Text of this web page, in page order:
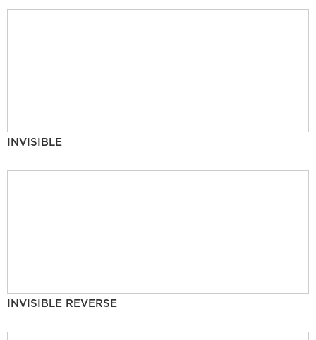
INVISIBLE
INVISIBLE REVERSE